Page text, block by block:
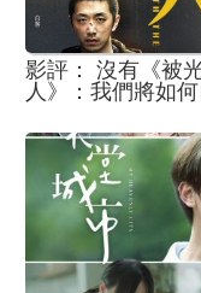
影評： 沒有《被
人》：我們將如